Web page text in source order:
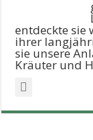
entdeckte sie
ihrer
sie unsere
Kräuter und